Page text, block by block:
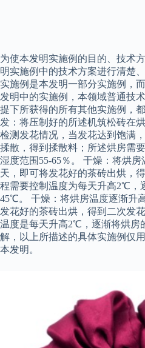
为使本发明实施例的目的、技术
明实施例中的技术方案进行清楚
实施例是本发明一部分实施例，
发明中的实施例，本领域普通技
提下所获得的所有其他实施例，
发：将压制好的所述机筑松砖在
检测发花情况，当发花达到饱满
揉散，得到揉散料；所述烘房需
湿度范围55-65％。 干燥：将烘
天，即可将发花好的茶砖出烘，
程需要控制温度为每天升高2℃，
45℃。 干燥：将烘房温度逐渐升
发花好的茶砖出烘，得到二次发
温度是每天升高2℃，逐渐将烘房
解，以上所描述的具体实施例仅
本发明。